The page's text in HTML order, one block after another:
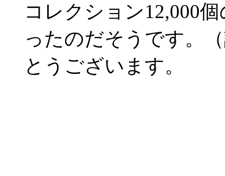
コレクション12,000
ったのだそうです。
とうございます。